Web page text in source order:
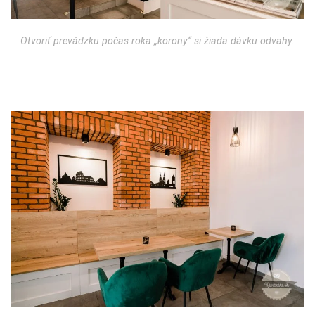
Otvoriť prevádzku počas roka „korony“ si žiada dávku odvahy.